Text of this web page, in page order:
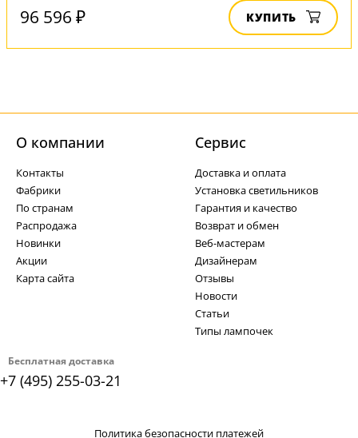
96 596 ₽ КУПИТЬ
Бесплатная доставка
+7 (495) 255-03-21
О компании
Контакты
Фабрики
По странам
Распродажа
Новинки
Акции
Карта сайта
Cервис
Доставка и оплата
Установка светильников
Гарантия и качество
Возврат и обмен
Веб-мастерам
Дизайнерам
Отзывы
Новости
Статьи
Типы лампочек
Политика безопасности платежей